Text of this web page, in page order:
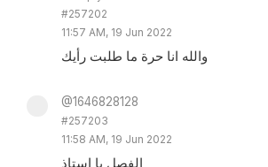
#257202
11:57 AM, 19 Jun 2022
والله انا حرة ما طلبت رأيك
@1646828128
#257203
11:58 AM, 19 Jun 2022
الفصل يا استاذ